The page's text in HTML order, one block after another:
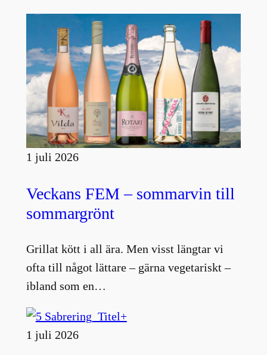
1 juli 2026
Veckans FEM – sommarvin till
sommargrönt
Grillat kött i all ära. Men visst längtar vi
ofta till något lättare – gärna vegetariskt –
ibland som en…
1 juli 2026